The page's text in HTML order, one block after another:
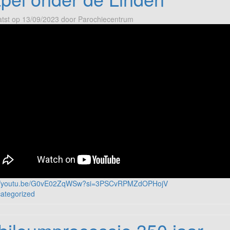
op 13/09/2023 door Parochiecentrum
G0vE02ZqWSw?si=3PSCvRPMZdOPHojV